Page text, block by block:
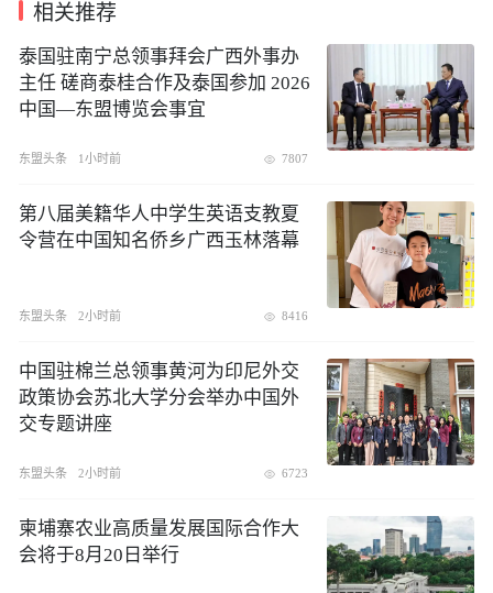
相关推荐
泰国驻南宁总领事拜会广西外事办
主任 磋商泰桂合作及泰国参加 2026
中国—东盟博览会事宜
东盟头条 1小时前 7807
第八届美籍华人中学生英语支教夏
令营在中国知名侨乡广西玉林落幕
东盟头条 2小时前 8416
中国驻棉兰总领事黄河为印尼外交
政策协会苏北大学分会举办中国外
交专题讲座
东盟头条 2小时前 6723
柬埔寨农业高质量发展国际合作大
会将于8月20日举行